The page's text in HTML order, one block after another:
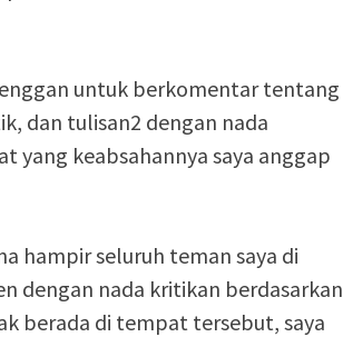
untuk berkomentar tentang
dan tulisan2 dengan nada
yang keabsahannya saya anggap
hampir seluruh teman saya di
dengan nada kritikan berdasarkan
berada di tempat tersebut, saya